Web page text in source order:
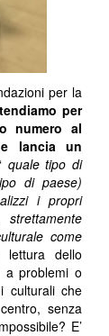
per la
per
numero al
lancia un
quale tipo di
di paese)
i propri
come
dello
a problemi o
culturali che
senza
E’